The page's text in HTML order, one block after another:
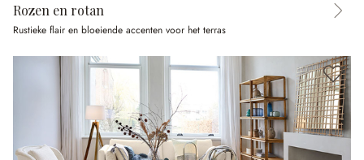
Rozen en rotan
Rustieke flair en bloeiende accenten voor het terras